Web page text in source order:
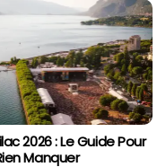
2026 : Le Guide Pour
Manquer